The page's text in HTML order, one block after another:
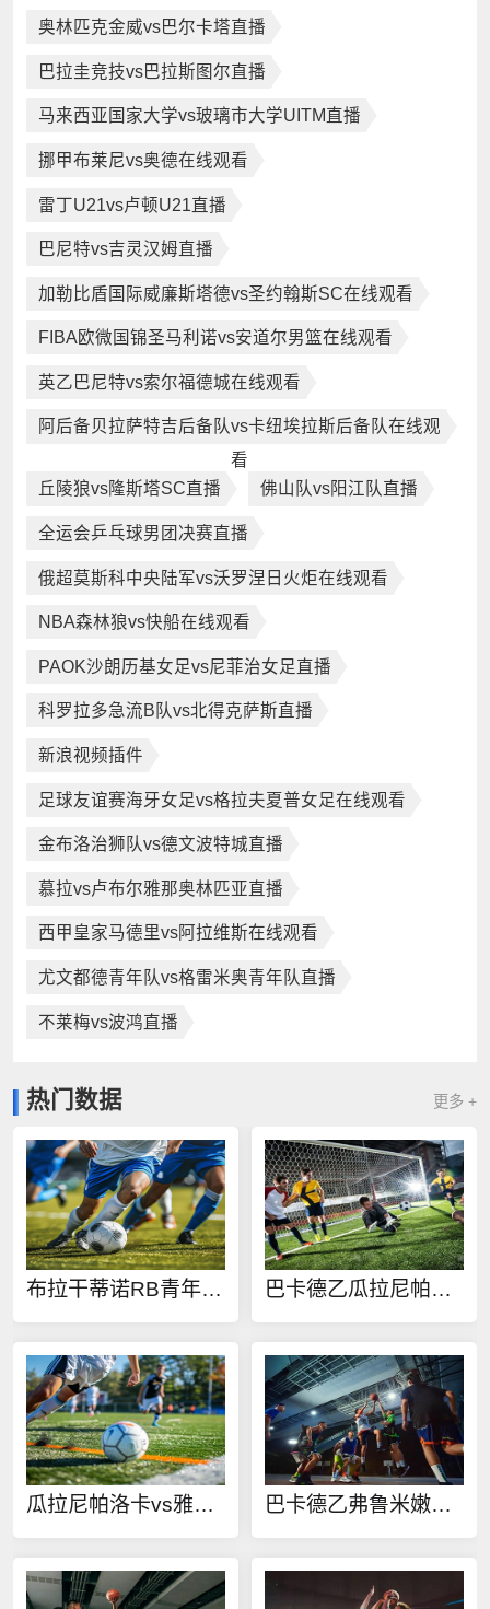
奥林匹克金威vs巴尔卡塔直播
巴拉圭竞技vs巴拉斯图尔直播
马来西亚国家大学vs玻璃市大学UITM直播
挪甲布莱尼vs奥德在线观看
雷丁U21vs卢顿U21直播
巴尼特vs吉灵汉姆直播
加勒比盾国际威廉斯塔德vs圣约翰斯SC在线观看
FIBA欧微国锦圣马利诺vs安道尔男篮在线观看
英乙巴尼特vs索尔福德城在线观看
阿后备贝拉萨特吉后备队vs卡纽埃拉斯后备队在线观
看
丘陵狼vs隆斯塔SC直播
佛山队vs阳江队直播
全运会乒乓球男团决赛直播
俄超莫斯科中央陆军vs沃罗涅日火炬在线观看
NBA森林狼vs快船在线观看
PAOK沙朗历基女足vs尼菲治女足直播
科罗拉多急流B队vs北得克萨斯直播
新浪视频插件
足球友谊赛海牙女足vs格拉夫夏普女足在线观看
金布洛治狮队vs德文波特城直播
慕拉vs卢布尔雅那奥林匹亚直播
西甲皇家马德里vs阿拉维斯在线观看
尤文都德青年队vs格雷米奥青年队直播
不莱梅vs波鸿直播
热门数据 更多 +
布拉干蒂诺RB青年队vs帕尔梅拉斯青年队直播 巴卡德乙瓜拉尼帕洛卡vs雅拉瓜SC在线观看
瓜拉尼帕洛卡vs雅拉瓜SC直播 巴卡德乙弗鲁米嫩塞SCvs图坝奥SC在线观看